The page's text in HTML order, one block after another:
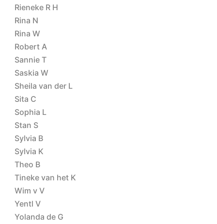
Rieneke R H
Rina N
Rina W
Robert A
Sannie T
Saskia W
Sheila van der L
Sita C
Sophia L
Stan S
Sylvia B
Sylvia K
Theo B
Tineke van het K
Wim v V
Yentl V
Yolanda de G